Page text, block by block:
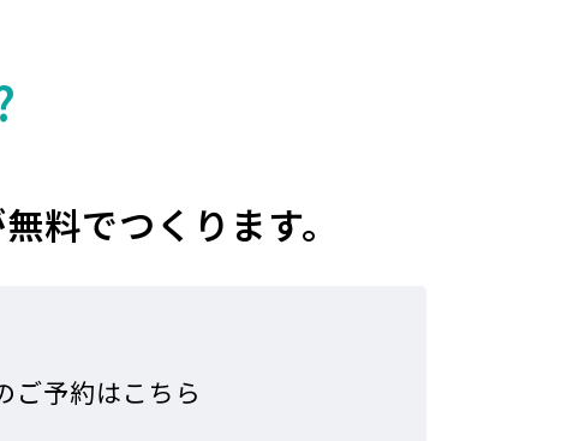
料でつくります。
ご予約はこちら